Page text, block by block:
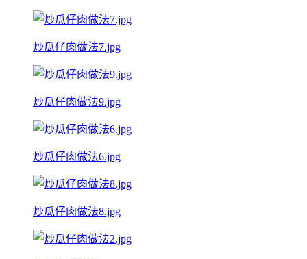
炒瓜仔肉做法7.jpg
炒瓜仔肉做法9.jpg
炒瓜仔肉做法6.jpg
炒瓜仔肉做法8.jpg